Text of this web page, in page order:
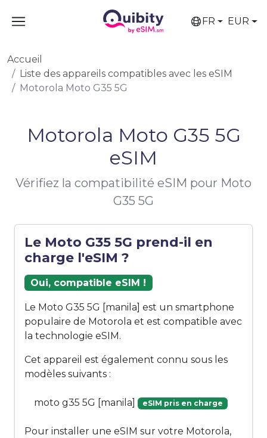
FR EUR
Accueil
Liste des appareils compatibles avec les eSIM
Motorola Moto G35 5G
Motorola Moto G35 5G
eSIM
Vérifiez la compatibilité eSIM pour Moto
G35 5G
Le Moto G35 5G prend-il en
charge l'eSIM ?
Oui, compatible eSIM !
Le Moto G35 5G [manila] est un smartphone
populaire de Motorola et est compatible avec
la technologie eSIM.
Cet appareil est également connu sous les
modèles suivants :
moto g35 5G [manila] eSIM pris en charge
Pour installer une eSIM sur votre Motorola,